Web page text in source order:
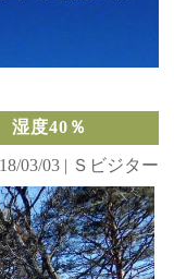
度40％
03/03 | Ｓビジター